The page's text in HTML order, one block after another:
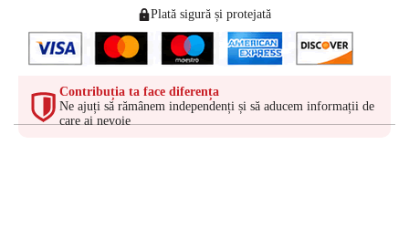
Plată sigură și protejată
Contribuția ta face diferența
Ne ajuți să rămânem independenți și să aducem informații de
care ai nevoie